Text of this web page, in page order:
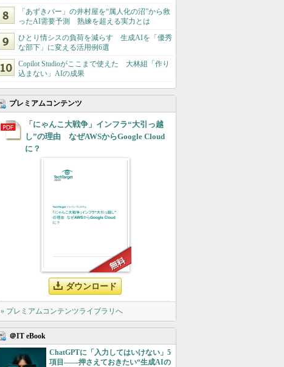
「あずきバー」の井村屋を“属人化の沼”から救
ったAI需要予測 熟練を超える実力とは
ひとり情シスの負荷を減らす 生成AIを「優秀
な部下」に変える活用例6選
Copilot Studioがここまで使えた 大林組「作り
込まない」AIの成果
プレミアムコンテンツ
「にゃんこ大戦争」インフラ“大引っ越
し”の理由 なぜAWSからGoogle Cloud
に？
ダウンロード
» プレミアムコンテンツライブラリへ
＠IT eBook
ChatGPTに「入力してはいけない」5
項目――押さえておきたい“生成AIの